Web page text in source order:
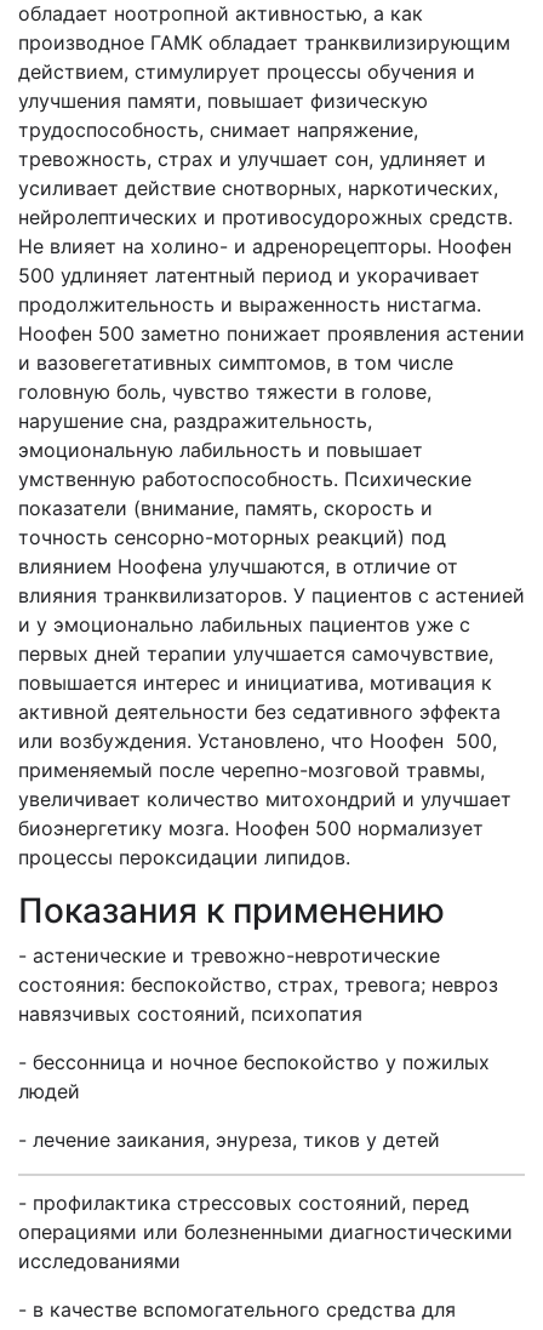
обладает ноотропной активностью, а как
производное ГАМК обладает транквилизирующим
действием, стимулирует процессы обучения и
улучшения памяти, повышает физическую
трудоспособность, снимает напряжение,
тревожность, страх и улучшает сон, удлиняет и
усиливает действие снотворных, наркотических,
нейролептических и противосудорожных средств.
Не влияет на холино- и адренорецепторы. Ноофен
500 удлиняет латентный период и укорачивает
продолжительность и выраженность нистагма.
Ноофен 500 заметно понижает проявления астении
и вазовегетативных симптомов, в том числе
головную боль, чувство тяжести в голове,
нарушение сна, раздражительность,
эмоциональную лабильность и повышает
умственную работоспособность. Психические
показатели (внимание, память, скорость и
точность сенсорно-моторных реакций) под
влиянием Ноофена улучшаются, в отличие от
влияния транквилизаторов. У пациентов с астенией
и у эмоционально лабильных пациентов уже с
первых дней терапии улучшается самочувствие,
повышается интерес и инициатива, мотивация к
активной деятельности без седативного эффекта
или возбуждения. Установлено, что Ноофен 500,
применяемый после черепно-мозговой травмы,
увеличивает количество митохондрий и улучшает
биоэнергетику мозга. Ноофен 500 нормализует
процессы пероксидации липидов.
Показания к применению
- астенические и тревожно-невротические
состояния: беспокойство, страх, тревога; невроз
навязчивых состояний, психопатия
- бессонница и ночное беспокойство у пожилых
людей
- лечение заикания, энуреза, тиков у детей
- профилактика стрессовых состояний, перед
операциями или болезненными диагностическими
исследованиями
- в качестве вспомогательного средства для